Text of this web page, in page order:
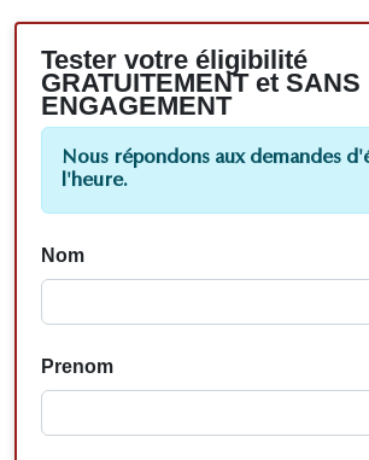
Tester votre éligibilité
GRATUITEMENT et SANS
ENGAGEMENT
Nous répondons aux demandes
l'heure.
Nom
Prenom